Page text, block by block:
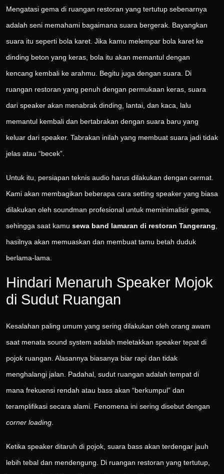
Mengatasi gema di ruangan restoran yang tertutup sebenarnya
adalah seni memahami bagaimana suara bergerak. Bayangkan
suara itu seperti bola karet. Jika kamu melempar bola karet ke
dinding beton yang keras, bola itu akan memantul dengan
kencang kembali ke arahmu. Begitu juga dengan suara. Di
ruangan restoran yang penuh dengan permukaan keras, suara
dari speaker akan menabrak dinding, lantai, dan kaca, lalu
memantul kembali dan bertabrakan dengan suara baru yang
keluar dari speaker. Tabrakan inilah yang membuat suara jadi tidak
jelas atau “becek”.
Untuk itu, persiapan teknis audio harus dilakukan dengan cermat.
Kami akan membagikan beberapa cara setting speaker yang biasa
dilakukan oleh soundman profesional untuk meminimalisir gema,
sehingga saat kamu sewa band lamaran di restoran Tangerang
hasilnya akan memuaskan dan membuat tamu betah duduk
berlama-lama.
Hindari Menaruh Speaker Mojok
di Sudut Ruangan
Kesalahan paling umum yang sering dilakukan oleh orang awam
saat menata sound system adalah meletakkan speaker tepat di
pojok ruangan. Alasannya biasanya biar rapi dan tidak
menghalangi jalan. Padahal, sudut ruangan adalah tempat di
mana frekuensi rendah atau bass akan “berkumpul” dan
teramplifikasi secara alami. Fenomena ini sering disebut dengan
corner loading
Ketika speaker ditaruh di pojok, suara bass akan terdengar jauh
lebih tebal dan mendengung. Di ruangan restoran yang tertutup,